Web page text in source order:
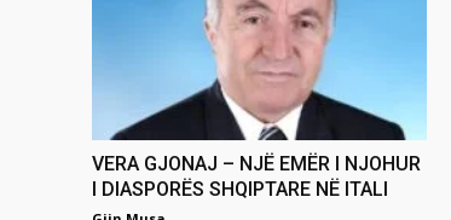
VERA GJONAJ – NJË EMËR I NJOHUR
I DIASPORËS SHQIPTARE NË ITALI